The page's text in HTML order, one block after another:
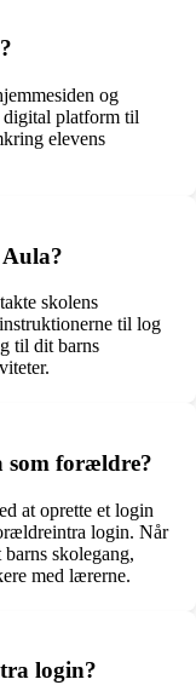
og
digital platform til
elevens
skolens
til log
til dit barns
som forældre?
at oprette et login
login. Når
skolegang,
med lærerne.
login?